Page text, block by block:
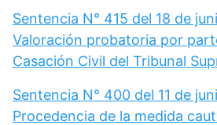
Sentencia N° 415 del 18 de
Valoración probatoria por
Casación Civil del Tribunal
Sentencia N° 400 del 11 de
Procedencia de la medida